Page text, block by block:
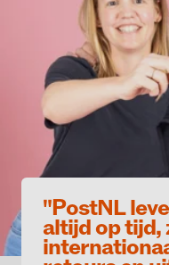
"PostNL
altijd op tijd,